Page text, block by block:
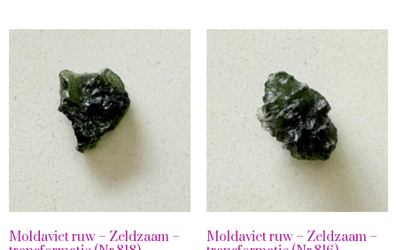
Moldaviet ruw – Zeldzaam –
Moldaviet ruw – Zeldzaam –